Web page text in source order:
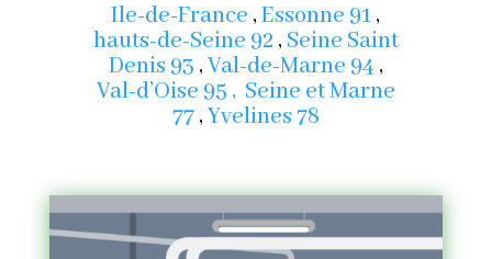
Ile-de-France ,Essonne 91 ,
hauts-de-Seine 92 , Seine Saint
Denis 93 , Val-de-Marne 94 ,
Val-d’Oise 95 , Seine et Marne
77, Yvelines 78